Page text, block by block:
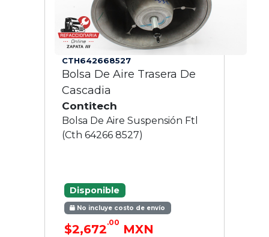
CTH642668527
Bolsa De Aire Trasera De
Cascadia
Contitech
Bolsa De Aire Suspensión Ftl
(Cth 64266 8527)
Disponible
No incluye costo de envío
$2,672.00 MXN